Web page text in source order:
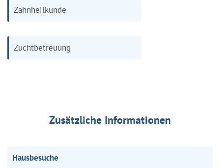
Zahnheilkunde
Zuchtbetreuung
Zusätzliche Informationen
Hausbesuche